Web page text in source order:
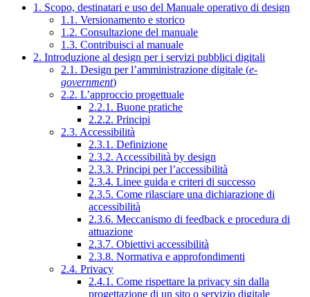
1. Scopo, destinatari e uso del Manuale operativo di design
1.1. Versionamento e storico
1.2. Consultazione del manuale
1.3. Contribuisci al manuale
2. Introduzione al design per i servizi pubblici digitali
2.1. Design per l’amministrazione digitale (e-
government)
2.2. L’approccio progettuale
2.2.1. Buone pratiche
2.2.2. Principi
2.3. Accessibilità
2.3.1. Definizione
2.3.2. Accessibilità by design
2.3.3. Principi per l’accessibilità
2.3.4. Linee guida e criteri di successo
2.3.5. Come rilasciare una dichiarazione di
accessibilità
2.3.6. Meccanismo di feedback e procedura di
attuazione
2.3.7. Obiettivi accessibilità
2.3.8. Normativa e approfondimenti
2.4. Privacy
2.4.1. Come rispettare la privacy sin dalla
progettazione di un sito o servizio digitale